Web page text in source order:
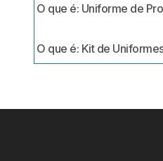
O que é: Uniforme de
O que é: Kit de